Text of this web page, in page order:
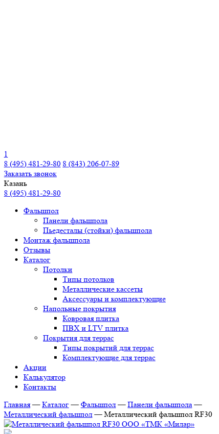
1
8 (495) 481-29-80 8 (843) 206-07-89
Заказать звонок
Казань
8 (495) 481-29-80
Фальшпол
Панели фальшпола
Пьедесталы (стойки) фальшпола
Монтаж фальшпола
Отзывы
Каталог
Потолки
Типы потолков
Металлические кассеты
Аксессуары и комплектующие
Напольные покрытия
Ковровая плитка
ПВХ и LTV плитка
Покрытия для террас
Типы покрытий для террас
Комплектующие для террас
Акции
Калькулятор
Контакты
Главная — Каталог — Фальшпол — Панели фальшпола —
Металлический фальшпол — Металлический фальшпол RF30